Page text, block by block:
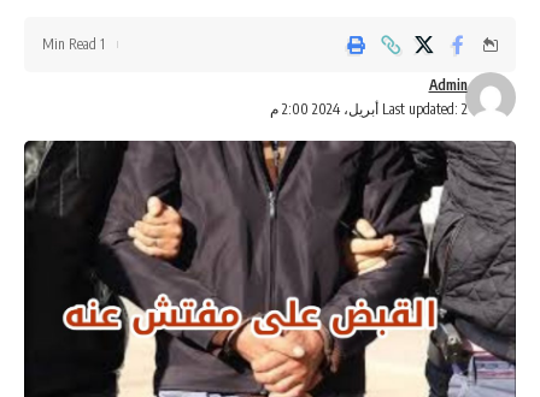
Last updated: 2 أبريل، 2024 2:00 م
Admin
1 Min Read